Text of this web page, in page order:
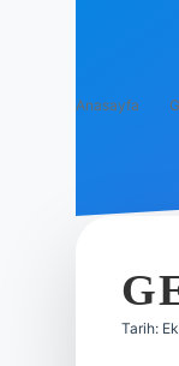
Anasayfa
Tarih: